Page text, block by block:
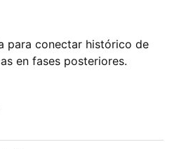
para conectar histórico de
en fases posteriores.